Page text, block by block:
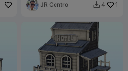
JR Centro  4 1